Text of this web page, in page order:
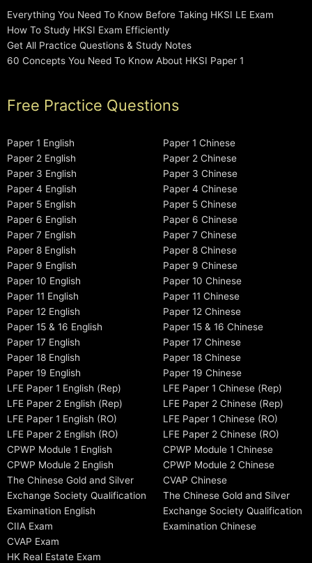
Everything You Need To Know Before Taking HKSI LE Exam
How To Study HKSI Exam Efficiently
Get All Practice Questions & Study Notes
60 Concepts You Need To Know About HKSI Paper 1
Free Practice Questions
Paper 1 English
Paper 2 English
Paper 3 English
Paper 4 English
Paper 5 English
Paper 6 English
Paper 7 English
Paper 8 English
Paper 9 English
Paper 10 English
Paper 11 English
Paper 12 English
Paper 15 & 16 English
Paper 17 English
Paper 18 English
Paper 19 English
LFE Paper 1 English (Rep)
LFE Paper 2 English (Rep)
LFE Paper 1 English (RO)
LFE Paper 2 English (RO)
CPWP Module 1 English
CPWP Module 2 English
The Chinese Gold and Silver
Exchange Society Qualification
Examination English
CIIA Exam
CVAP Exam
HK Real Estate Exam
Paper 1 Chinese
Paper 2 Chinese
Paper 3 Chinese
Paper 4 Chinese
Paper 5 Chinese
Paper 6 Chinese
Paper 7 Chinese
Paper 8 Chinese
Paper 9 Chinese
Paper 10 Chinese
Paper 11 Chinese
Paper 12 Chinese
Paper 15 & 16 Chinese
Paper 17 Chinese
Paper 18 Chinese
Paper 19 Chinese
LFE Paper 1 Chinese (Rep)
LFE Paper 2 Chinese (Rep)
LFE Paper 1 Chinese (RO)
LFE Paper 2 Chinese (RO)
CPWP Module 1 Chinese
CPWP Module 2 Chinese
CVAP Chinese
The Chinese Gold and Silver
Exchange Society Qualification
Examination Chinese